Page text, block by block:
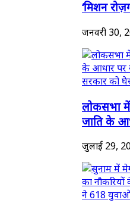
‘मिशन
जनवरी 30,
लोकसभा
जाति के
जुलाई 29,